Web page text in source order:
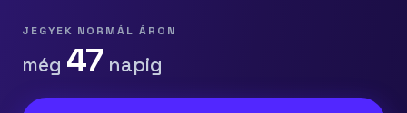
JEGYEK NORMÁL ÁRON
még 47 napig